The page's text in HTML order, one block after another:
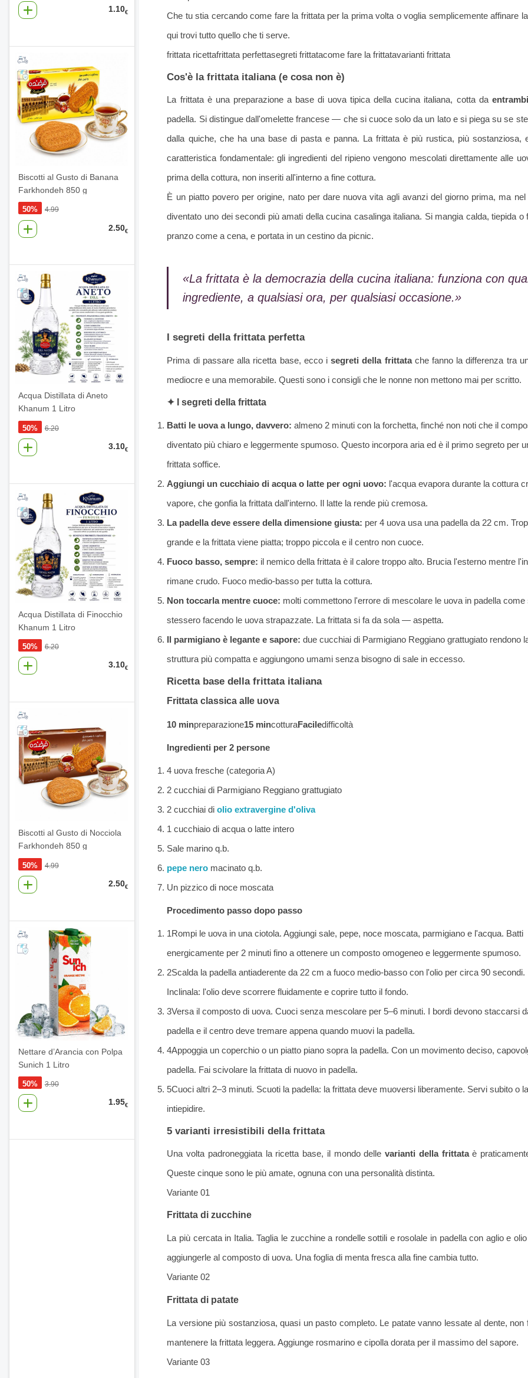
1.10€
Biscotti al Gusto di Banana
Farkhondeh 850 g
50% 4.99
2.50€
Acqua Distillata di Aneto
Khanum 1 Litro
50% 6.20
3.10€
Acqua Distillata di Finocchio
Khanum 1 Litro
50% 6.20
3.10€
Biscotti al Gusto di Nocciola
Farkhondeh 850 g
50% 4.99
2.50€
Nettare d’Arancia con Polpa
Sunich 1 Litro
50% 3.90
1.95€
Che tu stia cercando come fare la frittata per la prima volta o voglia semplicemente affinare
qui trovi tutto quello che ti serve.
frittata ricettafrittata perfettasegreti frittatacome fare la frittatavarianti frittata
Cos'è la frittata italiana (e cosa non è)
La frittata è una preparazione a base di uova tipica della cucina italiana, cotta da
padella. Si distingue dall'omelette francese — che si cuoce solo da un lato e si piega su se
dalla quiche, che ha una base di pasta e panna. La frittata è più rustica, più sostanziosa,
caratteristica fondamentale: gli ingredienti del ripieno vengono mescolati direttamente alle
prima della cottura, non inseriti all'interno a fine cottura.
È un piatto povero per origine, nato per dare nuova vita agli avanzi del giorno prima, ma
diventato uno dei secondi più amati della cucina casalinga italiana. Si mangia calda, tiepida o
pranzo come a cena, e portata in un cestino da picnic.
«La frittata è la democrazia della cucina italiana: funziona con
ingrediente, a qualsiasi ora, per qualsiasi occasione.»
I segreti della frittata perfetta
Prima di passare alla ricetta base, ecco isegreti della frittatache fanno la differenza tra
mediocre e una memorabile. Questi sono i consigli che le nonne non mettono mai per scritto.
✦ I segreti della frittata
Batti le uova a lungo, davvero: almeno 2 minuti con la forchetta, finché non noti che il
diventato più chiaro e leggermente spumoso. Questo incorpora aria ed è il primo segreto per
frittata soffice.
Aggiungi un cucchiaio di acqua o latte per ogni uovo: l'acqua evapora durante la cottura
vapore, che gonfia la frittata dall'interno. Il latte la rende più cremosa.
La padella deve essere della dimensione giusta: per 4 uova usa una padella da 22 cm.
grande e la frittata viene piatta; troppo piccola e il centro non cuoce.
Fuoco basso, sempre: il nemico della frittata è il calore troppo alto. Brucia l'esterno mentre
rimane crudo. Fuoco medio-basso per tutta la cottura.
Non toccarla mentre cuoce: molti commettono l'errore di mescolare le uova in padella come
stessero facendo le uova strapazzate. La frittata si fa da sola — aspetta.
Il parmigiano è legante e sapore: due cucchiai di Parmigiano Reggiano grattugiato rendono
struttura più compatta e aggiungono umami senza bisogno di sale in eccesso.
Ricetta base della frittata italiana
Frittata classica alle uova
10 minpreparazione15 mincotturaFaciledifficoltà
Ingredienti per 2 persone
4 uova fresche (categoria A)
2 cucchiai di Parmigiano Reggiano grattugiato
2 cucchiai diolio extravergine d'oliva
1 cucchiaio di acqua o latte intero
Sale marino q.b.
pepe nero macinato q.b.
Un pizzico di noce moscata
Procedimento passo dopo passo
1Rompi le uova in una ciotola. Aggiungi sale, pepe, noce moscata, parmigiano e l'acqua. Batti
energicamente per 2 minuti fino a ottenere un composto omogeneo e leggermente spumoso.
2Scalda la padella antiaderente da 22 cm a fuoco medio-basso con l'olio per circa 90 secondi.
Inclinala: l'olio deve scorrere fluidamente e coprire tutto il fondo.
3Versa il composto di uova. Cuoci senza mescolare per 5–6 minuti. I bordi devono staccarsi
padella e il centro deve tremare appena quando muovi la padella.
4Appoggia un coperchio o un piatto piano sopra la padella. Con un movimento deciso,
padella. Fai scivolare la frittata di nuovo in padella.
5Cuoci altri 2–3 minuti. Scuoti la padella: la frittata deve muoversi liberamente. Servi subito o
intiepidire.
5 varianti irresistibili della frittata
Una volta padroneggiata la ricetta base, il mondo dellevarianti della frittataè
Queste cinque sono le più amate, ognuna con una personalità distinta.
Variante 01
Frittata di zucchine
La più cercata in Italia. Taglia le zucchine a rondelle sottili e rosolale in padella con aglio e
aggiungerle al composto di uova. Una foglia di menta fresca alla fine cambia tutto.
Variante 02
Frittata di patate
La versione più sostanziosa, quasi un pasto completo. Le patate vanno lessate al dente, non
mantenere la frittata leggera. Aggiunge rosmarino e cipolla dorata per il massimo del sapore.
Variante 03